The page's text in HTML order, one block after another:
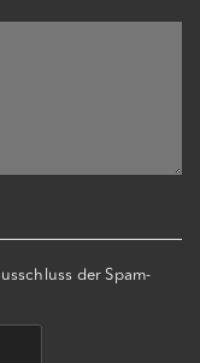
der Spam-